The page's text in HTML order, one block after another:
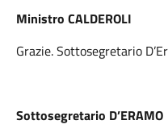
Ministro CALDEROLI
Grazie. Sottosegretario
Sottosegretario D’ERAMO